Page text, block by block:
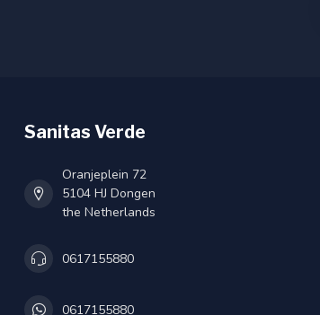
Sanitas Verde
Oranjeplein 72
5104 HJ Dongen
the Netherlands
0617155880
0617155880